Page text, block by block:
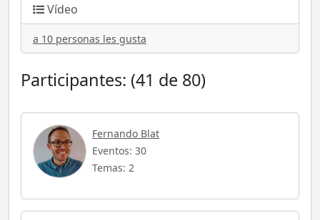
Vídeo
a 10 personas les gusta
Participantes: (41 de 80)
Fernando Blat
Eventos: 30
Temas: 2